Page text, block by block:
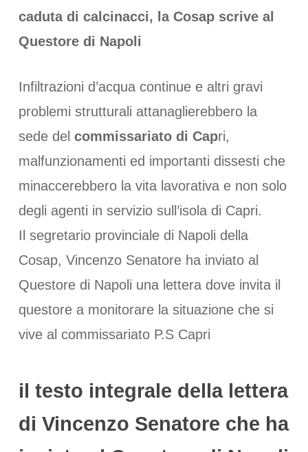
caduta di calcinacci, la Cosap scrive al
Questore di Napoli
Infiltrazioni d’acqua continue e altri gravi
problemi strutturali attanaglierebbero la
sede del commissariato di Capri,
malfunzionamenti ed importanti dissesti che
minaccerebbero la vita lavorativa e non solo
degli agenti in servizio sull’isola di Capri.
Il segretario provinciale di Napoli della
Cosap, Vincenzo Senatore ha inviato al
Questore di Napoli una lettera dove invita il
questore a monitorare la situazione che si
vive al commissariato P.S Capri
il testo integrale della lettera
di Vincenzo Senatore che ha